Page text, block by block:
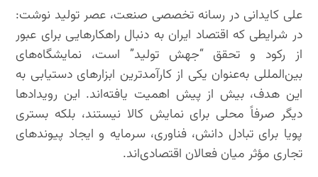
علی کایدانی در رسانه تخصصی صنعت، عصر تولید نوشت:
در شرایطی که اقتصاد ایران به دنبال راهکارهایی برای عبور
از رکود و تحقق “جهش تولید” است، نمایشگاه‌های
بین‌المللی به‌عنوان یکی از کارآمدترین ابزارهای دستیابی به
این هدف، بیش از پیش اهمیت یافته‌اند. این رویدادها
دیگر صرفاً محلی برای نمایش کالا نیستند، بلکه بستری
پویا برای تبادل دانش، فناوری، سرمایه و ایجاد پیوندهای
تجاری مؤثر میان فعالان اقتصادی‌اند.